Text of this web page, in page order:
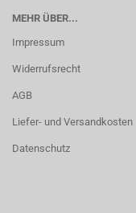
MEHR ÜBER...
Impressum
Widerrufsrecht
AGB
Liefer- und Versandkosten
Datenschutz